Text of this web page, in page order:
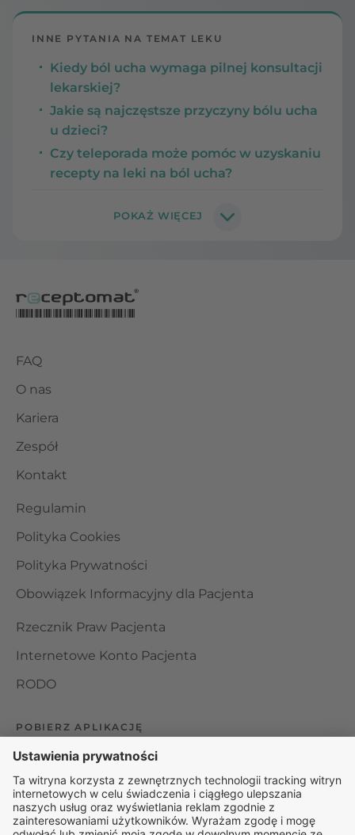
INNE PYTANIA NA TEMAT LEKU
Kiedy ból ucha wymaga pilnej konsultacji
lekarskiej?
Jakie są najczęstsze przyczyny bólu ucha
u dzieci?
Czy teleporada może pomóc w uzyskaniu
recepty na leki na ból ucha?
FAQ
O nas
Kariera
Zespół
Kontakt
Regulamin
Polityka Cookies
Polityka Prywatności
Obowiązek Informacyjny dla Pacjenta
Rzecznik Praw Pacjenta
Internetowe Konto Pacjenta
RODO
POBIERZ APLIKACJĘ
Organizator udzielania świadczeń telemedycznych jest
podmiotem leczniczym w rozumieniu ustawy z dnia 15